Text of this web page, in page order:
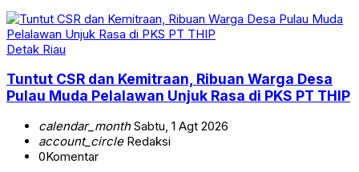
Detak Riau
Tuntut CSR dan Kemitraan, Ribuan Warga Desa
Pulau Muda Pelalawan Unjuk Rasa di PKS PT THIP
calendar_monthSabtu, 1 Agt 2026
account_circleRedaksi
0Komentar